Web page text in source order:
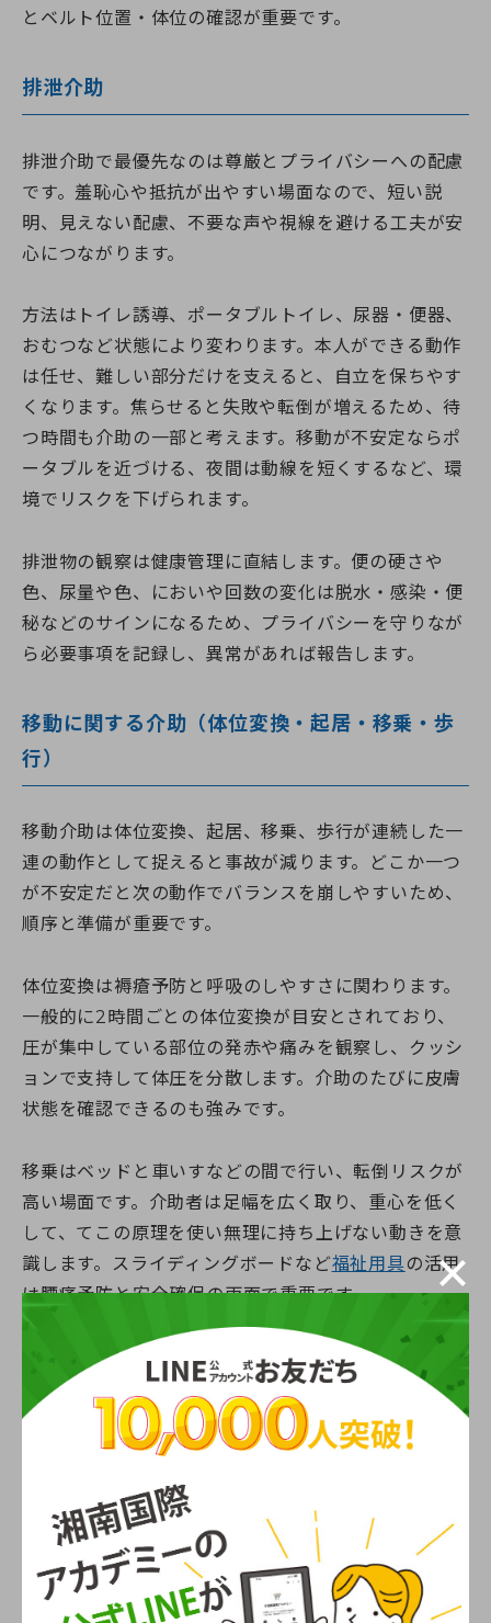
とベルト位置・体位の確認が重要です。
排泄介助
排泄介助で最優先なのは尊厳とプライバシーへの配慮
です。羞恥心や抵抗が出やすい場面なので、短い説
明、見えない配慮、不要な声や視線を避ける工夫が安
心につながります。
方法はトイレ誘導、ポータブルトイレ、尿器・便器、
おむつなど状態により変わります。本人ができる動作
は任せ、難しい部分だけを支えると、自立を保ちやす
くなります。焦らせると失敗や転倒が増えるため、待
つ時間も介助の一部と考えます。移動が不安定ならポ
ータブルを近づける、夜間は動線を短くするなど、環
境でリスクを下げられます。
排泄物の観察は健康管理に直結します。便の硬さや
色、尿量や色、においや回数の変化は脱水・感染・便
秘などのサインになるため、プライバシーを守りなが
ら必要事項を記録し、異常があれば報告します。
移動に関する介助（体位変換・起居・移乗・歩
行）
移動介助は体位変換、起居、移乗、歩行が連続した一
連の動作として捉えると事故が減ります。どこか一つ
が不安定だと次の動作でバランスを崩しやすいため、
順序と準備が重要です。
体位変換は褥瘡予防と呼吸のしやすさに関わります。
一般的に2時間ごとの体位変換が目安とされており、
圧が集中している部位の発赤や痛みを観察し、クッシ
ョンで支持して体圧を分散します。介助のたびに皮膚
状態を確認できるのも強みです。
移乗はベッドと車いすなどの間で行い、転倒リスクが
高い場面です。介助者は足幅を広く取り、重心を低く
して、てこの原理を使い無理に持ち上げない動きを意
識します。スライディングボードなど福祉用具 の活用
は腰痛予防と安全確保の両面で重要です。
歩行介助は見守り・寄り添い・手引きなど介助量を選
びます。声かけで歩幅とペースを合わせ、段差や床の
滑りを先に確認します。支えるほど良いわけではな
く、本人が踏み出す力を奪わない支え方が、転倒予防
と機能維持の両立につながります。
清潔・整容・更衣に関する介助